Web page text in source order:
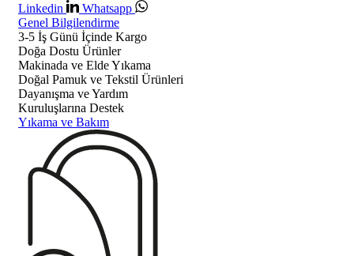
Linkedin
Whatsapp
Genel Bilgilendirme
3-5 İş Günü İçinde Kargo
Doğa Dostu Ürünler
Makinada ve Elde Yıkama
Doğal Pamuk ve Tekstil Ürünleri
Dayanışma ve Yardım
Kuruluşlarına Destek
Yıkama ve Bakım